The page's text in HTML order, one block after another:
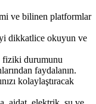
ve bilinen platformlar
dikkatlice okuyun ve
fiziki durumunu
faydalanın.
kolaylaştıracak